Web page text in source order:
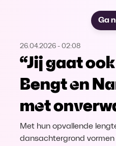
Ga
26.04.2026 - 02:08
“Jij gaat
Bengt en
met
Met hun opvallende
dansachtergrond